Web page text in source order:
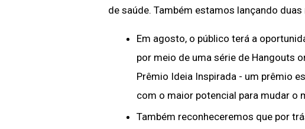
de saúde. Também estamos lançando
Em agosto, o público terá a
por meio de uma série de Hangouts
Prêmio Ideia Inspirada - um prêmio
com o maior potencial para mudar o
Também reconheceremos que por